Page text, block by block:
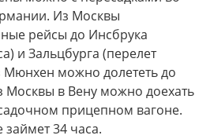
Из Москвы
рейсы до Инсбрука
и Зальцбурга (перелет
Мюнхен можно долететь до
Москвы в Вену можно доехать
прицепном вагоне.
займет 34 часа.